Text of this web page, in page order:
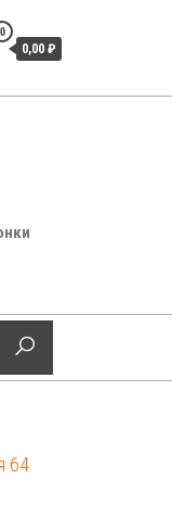
0
0,00 ₽
64